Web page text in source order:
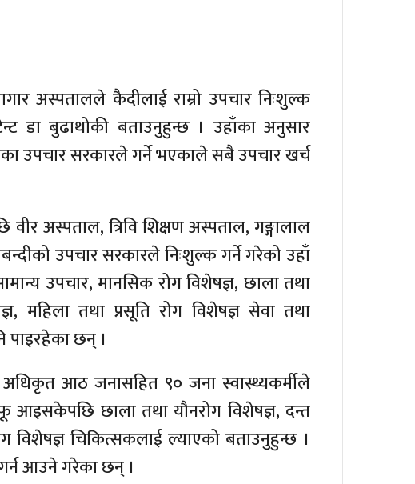
अस्पतालले कैदीलाई राम्रो उपचार निःशुल्क
डा बुढाथोकी बताउनुहुन्छ । उहाँका अनुसार
उपचार सरकारले गर्ने भएकाले सबै उपचार खर्च
अस्पताल, त्रिवि शिक्षण अस्पताल, गङ्गालाल
उपचार सरकारले निःशुल्क गर्ने गरेको उहाँ
उपचार, मानसिक रोग विशेषज्ञ, छाला तथा
महिला तथा प्रसूति रोग विशेषज्ञ सेवा तथा
पाइरहेका छन् ।
आठ जनासहित ९० जना स्वास्थ्यकर्मीले
आइसकेपछि छाला तथा यौनरोग विशेषज्ञ, दन्त
विशेषज्ञ चिकित्सकलाई ल्याएको बताउनुहुन्छ ।
आउने गरेका छन् ।